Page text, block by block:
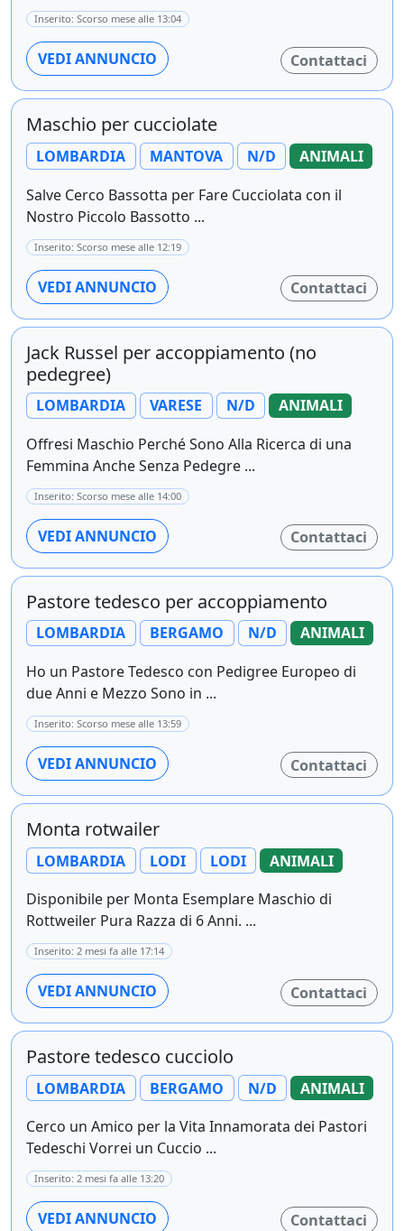
Inserito: Scorso mese alle 13:04
VEDI ANNUNCIO Contattaci
Maschio per cucciolate
LOMBARDIA MANTOVA N/D
ANIMALI
Salve Cerco Bassotta per Fare Cucciolata con il
Nostro Piccolo Bassotto ...
Inserito: Scorso mese alle 12:19
VEDI ANNUNCIO Contattaci
Jack Russel per accoppiamento (no
pedegree)
LOMBARDIA VARESE N/D
ANIMALI
Offresi Maschio Perché Sono Alla Ricerca di una
Femmina Anche Senza Pedegre ...
Inserito: Scorso mese alle 14:00
VEDI ANNUNCIO Contattaci
Pastore tedesco per accoppiamento
LOMBARDIA BERGAMO N/D
ANIMALI
Ho un Pastore Tedesco con Pedigree Europeo di
due Anni e Mezzo Sono in ...
Inserito: Scorso mese alle 13:59
VEDI ANNUNCIO Contattaci
Monta rotwailer
LOMBARDIA LODI LODI
ANIMALI
Disponibile per Monta Esemplare Maschio di
Rottweiler Pura Razza di 6 Anni. ...
Inserito: 2 mesi fa alle 17:14
VEDI ANNUNCIO Contattaci
Pastore tedesco cucciolo
LOMBARDIA BERGAMO N/D
ANIMALI
Cerco un Amico per la Vita Innamorata dei Pastori
Tedeschi Vorrei un Cuccio ...
Inserito: 2 mesi fa alle 13:20
VEDI ANNUNCIO Contattaci